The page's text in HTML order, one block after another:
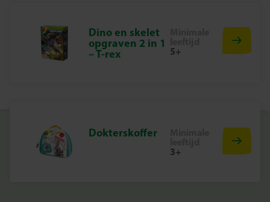
creativiteit schitteren en straal met jouw zelfgemaakte
ontwerpen!
Inhoud van de set
8 rub-on metallic folies in roze, blauw, oranje en lichtroze
Penseel
Dino en skelet
opgraven 2 in 1
– T-rex
5+
Dokterskoffer
3+